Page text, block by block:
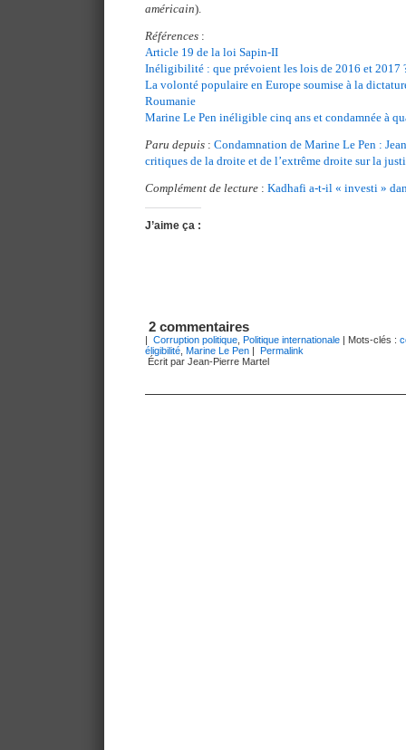
américain).
Références :
Article 19 de la loi Sapin-II
Inéligibilité : que prévoient les lois de 2016 et 2017
La volonté populaire en Europe soumise à la
Roumanie
Marine Le Pen inéligible cinq ans et condamnée à
Paru depuis : Condamnation de Marine Le Pen :
critiques de la droite et de l’extrême droite sur la
Complément de lecture : Kadhafi a-t-il « investi »
J’aime ça :
2 commentaires
| Corruption politique Politique internationale | Mots-clés :
éligibilité Marine Le Pen | Permalink
Écrit par Jean-Pierre Martel